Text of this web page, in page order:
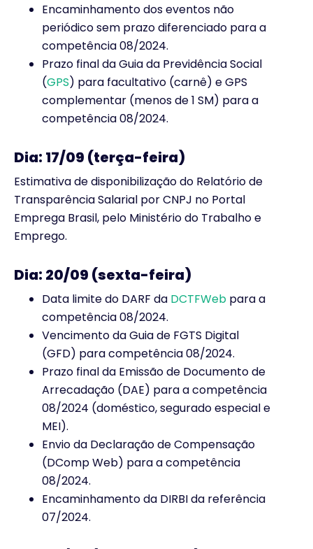
Encaminhamento dos eventos não
periódico sem prazo diferenciado para a
competência 08/2024.
Prazo final da Guia da Previdência Social
(GPS) para facultativo (carnê) e GPS
complementar (menos de 1 SM) para a
competência 08/2024.
Dia: 17/09 (terça-feira)
Estimativa de disponibilização do Relatório de
Transparência Salarial por CNPJ no Portal
Emprega Brasil, pelo Ministério do Trabalho e
Emprego.
Dia: 20/09 (sexta-feira)
Data limite do DARF da DCTFWeb para a
competência 08/2024.
Vencimento da Guia de FGTS Digital
(GFD) para competência 08/2024.
Prazo final da Emissão de Documento de
Arrecadação (DAE) para a competência
08/2024 (doméstico, segurado especial e
MEI).
Envio da Declaração de Compensação
(DComp Web) para a competência
08/2024.
Encaminhamento da DIRBI da referência
07/2024.